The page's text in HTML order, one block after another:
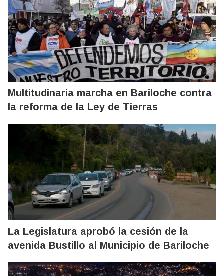
Multitudinaria marcha en Bariloche contra
la reforma de la Ley de Tierras
La Legislatura aprobó la cesión de la
avenida Bustillo al Municipio de Bariloche